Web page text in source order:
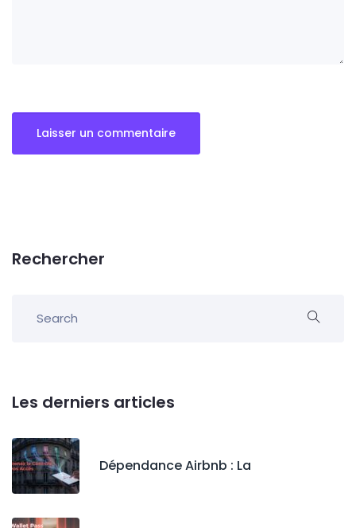
Rechercher
Les derniers articles
Dépendance Airbnb : La